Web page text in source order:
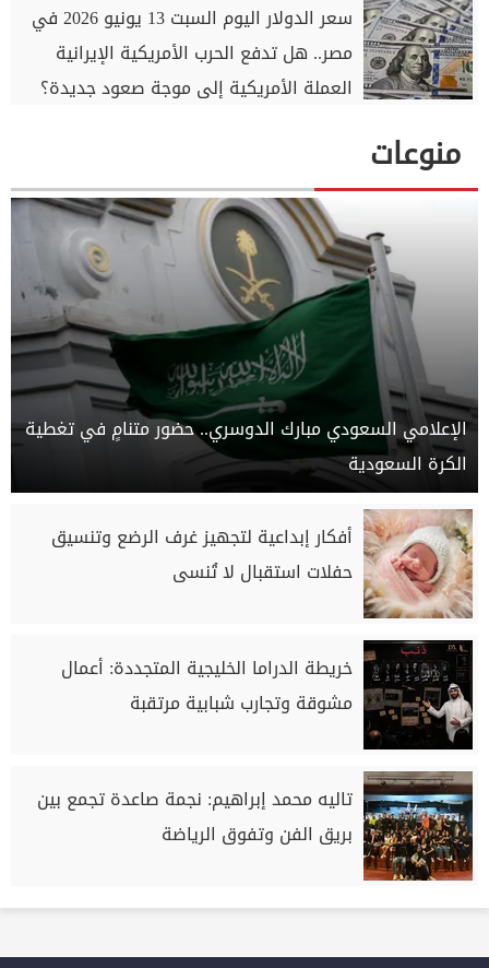
سعر الدولار اليوم السبت 13 يونيو 2026 في
مصر.. هل تدفع الحرب الأمريكية الإيرانية
العملة الأمريكية إلى موجة صعود جديدة؟
منوعات
الإعلامي السعودي مبارك الدوسري.. حضور متنامٍ في تغطية
الكرة السعودية
أفكار إبداعية لتجهيز غرف الرضع وتنسيق
حفلات استقبال لا تُنسى
خريطة الدراما الخليجية المتجددة: أعمال
مشوقة وتجارب شبابية مرتقبة
تاليه محمد إبراهيم: نجمة صاعدة تجمع بين
بريق الفن وتفوق الرياضة